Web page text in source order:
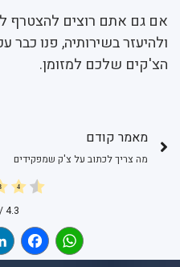
אם גם אתם רוצים להצטרף
ולהיעזר בשירותיה, פנו כבר
הצ'קים שלכם למזומן.
מאמר קודם
מה צריך לכתוב על צ'ק שמפקידים
4.3
/ 5.